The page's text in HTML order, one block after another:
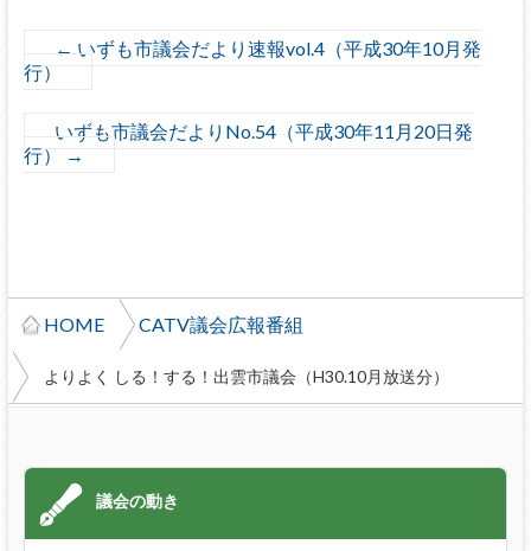
← いずも市議会だより速報vol.4（平成30年10月発
行）
いずも市議会だよりNo.54（平成30年11月20日発
行）
→
HOME CATV議会広報番組
よりよく しる！する！出雲市議会（H30.10月放送分）